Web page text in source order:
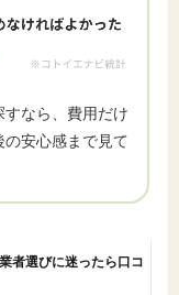
なら、費用だけ
安心感まで見て
者選びに迷ったら口コ